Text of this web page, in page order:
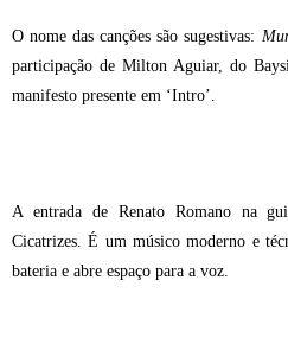
O nome das canções são sugestivas:
participação de Milton Aguiar, do
manifesto presente em ‘Intro’.
A entrada de Renato Romano na
Cicatrizes. É um músico moderno e
bateria e abre espaço para a voz.